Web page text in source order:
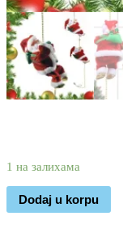
1 на залихама
Dodaj u korpu